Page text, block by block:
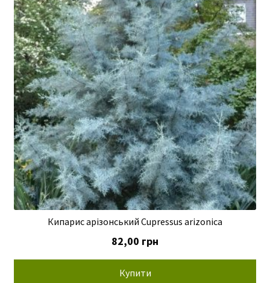
Кипарис арізонський Cupressus arizonica
82,00 грн
Купити